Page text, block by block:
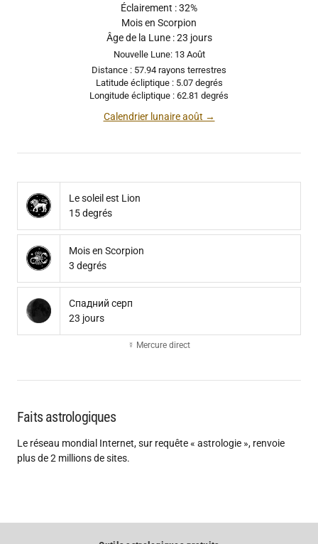
Éclairement : 32%
Mois en Scorpion
Âge de la Lune : 23 jours
Nouvelle Lune: 13 Août
Distance : 57.94 rayons terrestres
Latitude écliptique : 5.07 degrés
Longitude écliptique : 62.81 degrés
Calendrier lunaire août →
Le soleil est Lion
15 degrés
Mois en Scorpion
3 degrés
Спадний серп
23 jours
☿ Mercure direct
Faits astrologiques
Le réseau mondial Internet, sur requête « astrologie », renvoie
plus de 2 millions de sites.